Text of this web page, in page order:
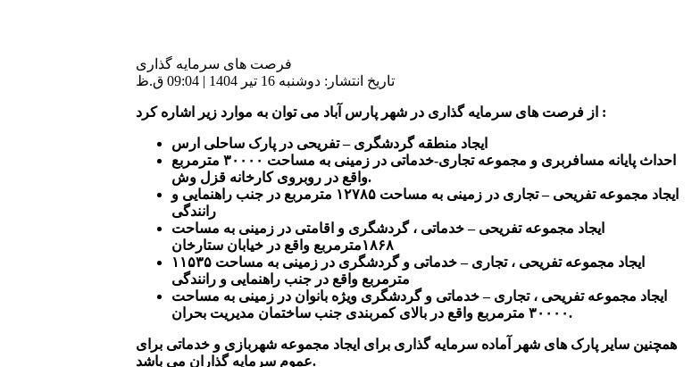
فرصت های سرمایه گذاری
تاریخ انتشار: دوشنبه 16 تیر 1404 | 09:04 ق.ظ
از فرصت های سرمایه گذاری در شهر پارس آباد می توان به موارد زیر اشاره کرد :
ایجاد منطقه گردشگری–تفریحی در پارک ساحلی ارس
احداث پایانه مسافربری و مجموعه تجاری-خدماتی در زمینی به مساحت ۳۰۰۰۰ مترمربع
واقع در روبروی کارخانه قزل وش.
ایجاد مجموعه تفریحی–
تجاری در زمینی به مساحت ۱۲۷۸۵ مترمربع در جنب راهنمایی و
رانندگی
ایجاد مجموعه تفریحی–خدماتی ، گردشگری و اقامتی در زمینی به مساحت
۱۸۶۸مترمربع واقع در خیابان ستارخان
ایجاد مجموعه تفریحی ، تجاری–
خدماتی و گردشگری در زمینی به مساحت ۱۱۵۳۵
مترمربع واقع در جنب راهنمایی و رانندگی
ایجاد مجموعه تفریحی ، تجاری–خدماتی و گردشگری ویژه بانوان در زمینی به مساحت
۳۰۰۰۰ مترمربع واقع در بالای کمربندی جنب ساختمان مدیریت بحران.
همچنین سایر پارک های شهر آماده سرمایه گذاری برای ایجاد مجموعه شهربازی و خدماتی برای
عموم سرمایه گذاران می باشد.